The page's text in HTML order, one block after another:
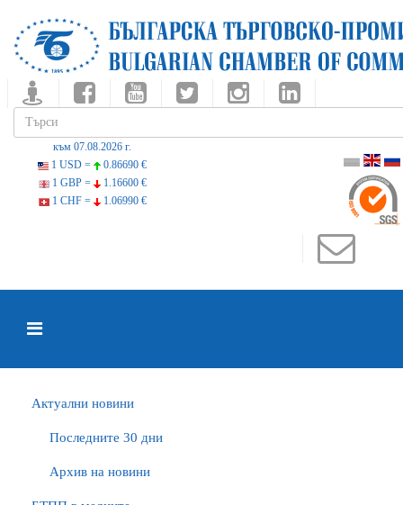
към 07.08.2026 г.
1 USD =
0.86690 €
1 GBP =
1.16600 €
1 CHF =
1.06990 €
Актуални новини
Последните 30 дни
Архив на новини